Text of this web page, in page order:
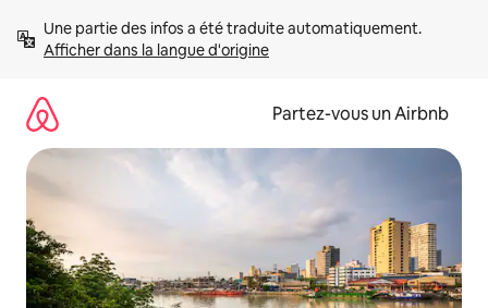
directement
Afficher dans la langue d'origine
Partez-vous un Airbnb